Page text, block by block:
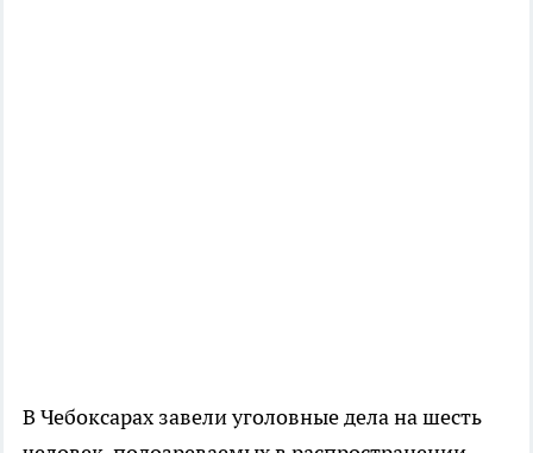
В Чебоксарах завели уголовные дела на шесть